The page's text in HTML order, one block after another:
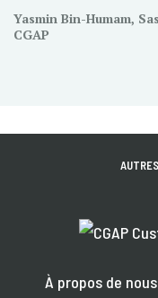
Yasmin Bin-Humam,
CGAP
À propos de nous